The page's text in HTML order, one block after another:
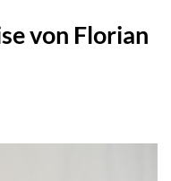
von Florian